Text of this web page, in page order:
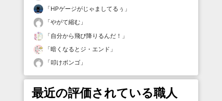
「HPゲージがじゃましてるぅ 」
「やがて縮む 」
「自分から飛び降りるんだ！ 」
「暗くなるとジ・エンド 」
「叩けボンゴ 」
最近の評価されている職人